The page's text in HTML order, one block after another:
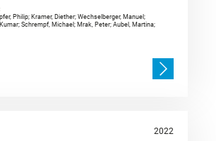
Philip; Kramer, Diether; Wechselberger, Manuel;
Schrempf, Michael; Mrak, Peter; Aubel, Martina;
2022